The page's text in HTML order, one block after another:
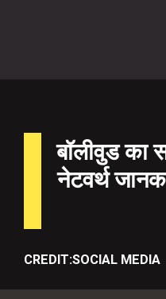
बॉलीवुड का
नेटवर्थ
CREDIT:SOCIAL MEDIA